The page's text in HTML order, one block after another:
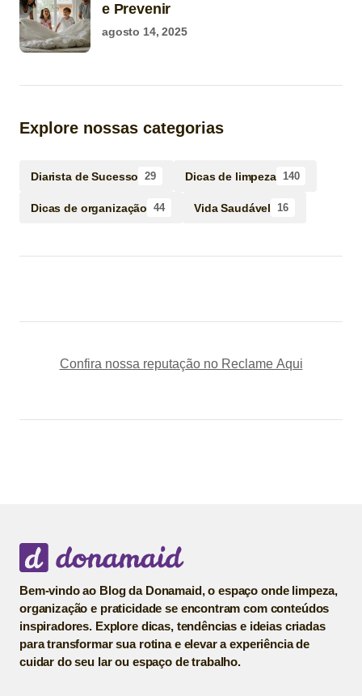
e Prevenir
agosto 14, 2025
Explore nossas categorias
Diarista de Sucesso 29 Dicas de limpeza 140
Dicas de organização 44 Vida Saudável 16
Confira nossa reputação no Reclame Aqui
Bem-vindo ao Blog da Donamaid, o espaço onde limpeza,
organização e praticidade se encontram com conteúdos
inspiradores. Explore dicas, tendências e ideias criadas
para transformar sua rotina e elevar a experiência de
cuidar do seu lar ou espaço de trabalho.